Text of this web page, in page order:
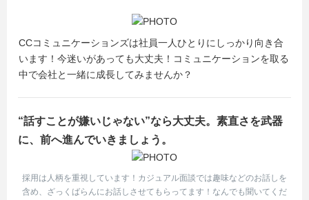
CCコミュニケーションズは社員一人ひとりにしっかり向き合
います！今迷いがあっても大丈夫！コミュニケーションを取る
中で会社と一緒に成長してみませんか？
“話すことが嫌いじゃない”なら大丈夫。素直さを武器
に、前へ進んでいきましょう。
採用は人柄を重視しています！カジュアル面談では趣味などのお話しを
含め、ざっくばらんにお話しさせてもらってます！なんでも聞いてくだ